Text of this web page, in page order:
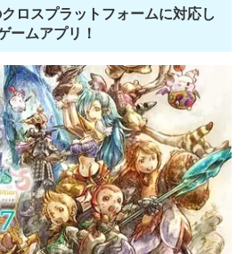
ロスプラットフォームに対応し
ームアプリ！